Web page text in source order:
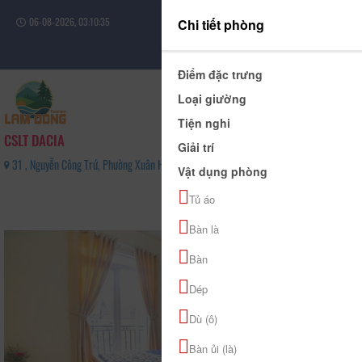
06-08-2026, 03:10:35
Đăng nhập
CSLT DACIA
31 , Nguyễn Công Trứ, Phường Xuân Hương - Đà Lạt, Tỉnh Lâm Đồng - 0901696596
Chi tiết phòng
Điểm đặc trưng
Loại giường
Tiện nghi
Giải trí
Vật dụng phòng
Tủ áo
Bàn là
Bàn
Dép
Dù (ô)
Bàn ủi (là)